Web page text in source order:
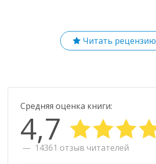
Читать рецензию
Средняя оценка книги:
4,7
14361 отзыв читателей